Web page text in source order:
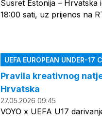
Susret Estonija –
18:00 sati, uz prijenos na
UEFA EUROPEAN UNDER-
Pravila kreativnog
Hrvatska
27.05.2026 09:45
VOYO x UEFA U17